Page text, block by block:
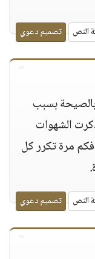
النص تصميم دعوي
بالصيحة بسبب
الشهوات
فكم مرة تكرر كل
النص تصميم دعوي